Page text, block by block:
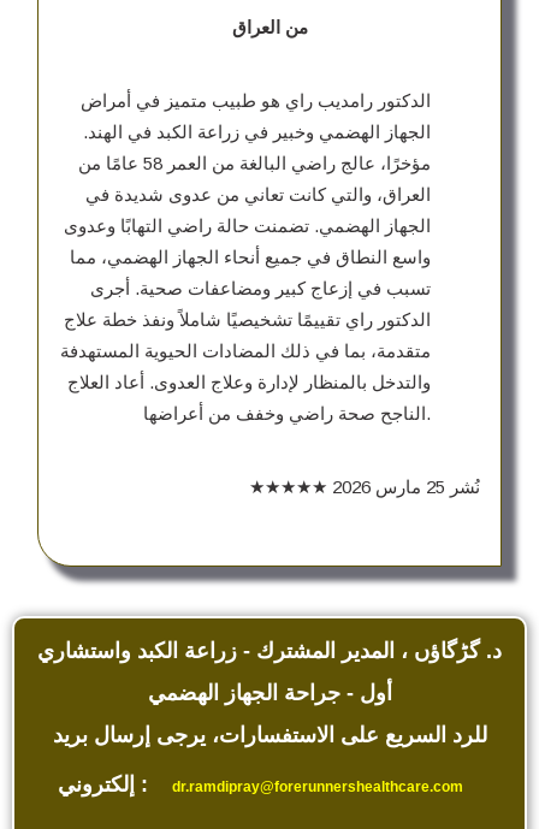
من العراق
الدكتور رامديب راي هو طبيب متميز في أمراض
الجهاز الهضمي وخبير في زراعة الكبد في الهند.
مؤخرًا، عالج راضي البالغة من العمر 58 عامًا من
العراق، والتي كانت تعاني من عدوى شديدة في
الجهاز الهضمي. تضمنت حالة راضي التهابًا وعدوى
واسع النطاق في جميع أنحاء الجهاز الهضمي، مما
تسبب في إزعاج كبير ومضاعفات صحية. أجرى
الدكتور راي تقييمًا تشخيصيًا شاملاً ونفذ خطة علاج
متقدمة، بما في ذلك المضادات الحيوية المستهدفة
والتدخل بالمنظار لإدارة وعلاج العدوى. أعاد العلاج
الناجح صحة راضي وخفف من أعراضها.
★★★★★ نُشر 25 مارس 2026
د. گڑگاؤں ، المدير المشترك - زراعة الكبد واستشاري
أول - جراحة الجهاز الهضمي
للرد السريع على الاستفسارات، يرجى إرسال بريد
إلكتروني : dr.ramdipray@forerunnershealthcare.com